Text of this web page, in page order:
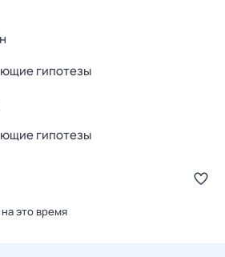
гипотезы
гипотезы
это время